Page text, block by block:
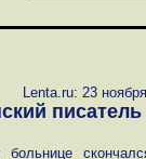
Lenta.ru: 23
больнице